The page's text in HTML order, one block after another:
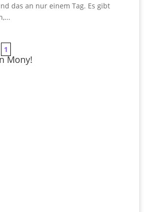
das an nur einem Tag. Es gibt
1
Mony!